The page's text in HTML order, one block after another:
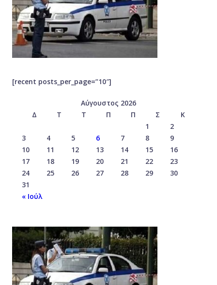
[recent posts_per_page=”10″]
Αύγουστος 2026
Δ
Τ Τ Π Π Σ
Κ
1
2
3
4 5 6 7 8
9
10
11 12 13 14 15
16
17
18 19 20 21 22
23
24
25 26 27 28 29
30
31
« Ιούλ